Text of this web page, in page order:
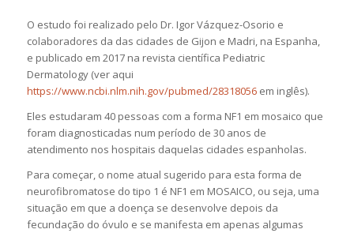
O estudo foi realizado pelo Dr. Igor Vázquez-Osorio e
colaboradores da das cidades de Gijon e Madri, na Espanha,
e publicado em 2017 na revista científica Pediatric
Dermatology (ver aqui
https://www.ncbi.nlm.nih.gov/pubmed/28318056em inglês).
Eles estudaram 40 pessoas com a forma NF1 em mosaico que
foram diagnosticadas num período de 30 anos de
atendimento nos hospitais daquelas cidades espanholas.
Para começar, o nome atual sugerido para esta forma de
neurofibromatose do tipo 1 é NF1 em MOSAICO, ou seja, uma
situação em que a doença se desenvolve depois da
fecundação do óvulo e se manifesta em apenas algumas